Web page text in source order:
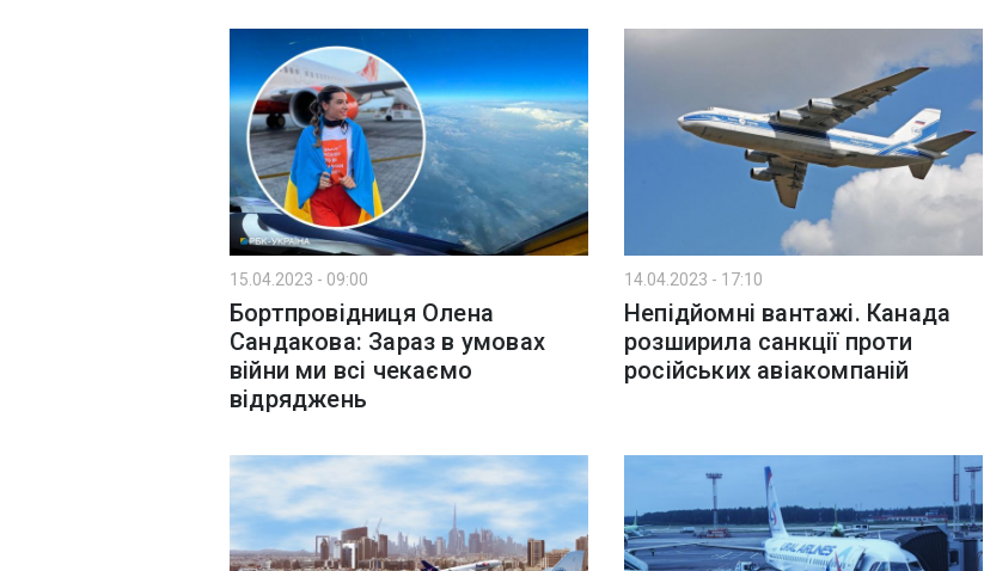
15.04.2023 - 09:00
Бортпровідниця Олена
Сандакова: Зараз в умовах
війни ми всі чекаємо
відряджень
14.04.2023 - 17:10
Непідйомні вантажі. Канада
розширила санкції проти
російських авіакомпаній